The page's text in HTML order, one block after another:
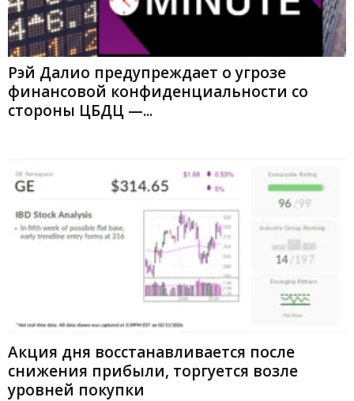
Рэй Далио предупреждает о угрозе
финансовой конфиденциальности со
стороны ЦБДЦ —...
Акция дня восстанавливается после
снижения прибыли, торгуется возле
уровней покупки